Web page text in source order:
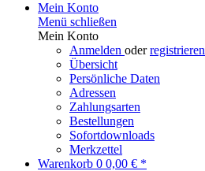
Mein Konto
Menü schließen
Mein Konto
Anmelden oderregistrieren
Übersicht
Persönliche Daten
Adressen
Zahlungsarten
Bestellungen
Sofortdownloads
Merkzettel
Warenkorb 0 0,00 € *